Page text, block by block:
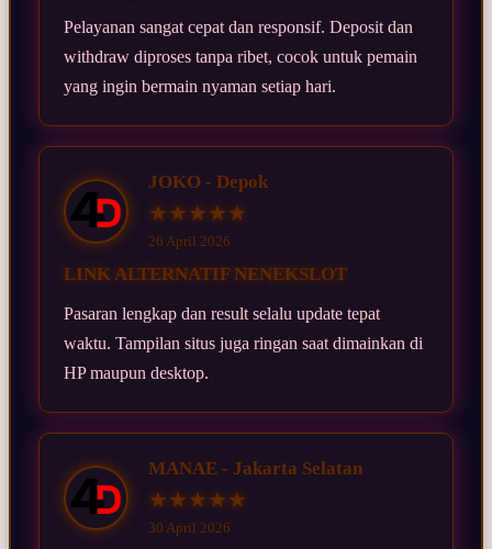
Pelayanan sangat cepat dan responsif. Deposit dan
withdraw diproses tanpa ribet, cocok untuk pemain
yang ingin bermain nyaman setiap hari.
JOKO - Depok
★★★★★
26 April 2026
LINK ALTERNATIF NENEKSLOT
Pasaran lengkap dan result selalu update tepat
waktu. Tampilan situs juga ringan saat dimainkan di
HP maupun desktop.
MANAE - Jakarta Selatan
★★★★★
30 April 2026